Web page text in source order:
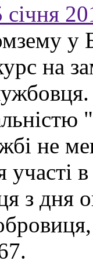
у
на
не
з дня